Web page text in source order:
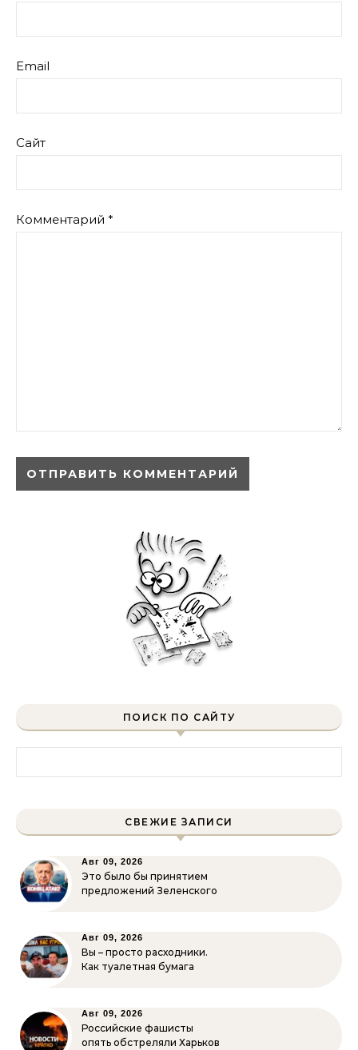
Email
Сайт
Комментарий *
ПОИСК ПО САЙТУ
СВЕЖИЕ ЗАПИСИ
Авг 09, 2026
Это было бы принятием
предложений Зеленского
Авг 09, 2026
Вы – просто расходники.
Как туалетная бумага
Авг 09, 2026
Российские фашисты
опять обстреляли Харьков